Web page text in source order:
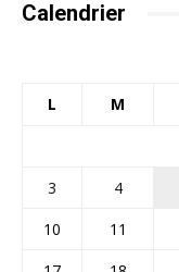
Calendrier
L M
3
4
10
11